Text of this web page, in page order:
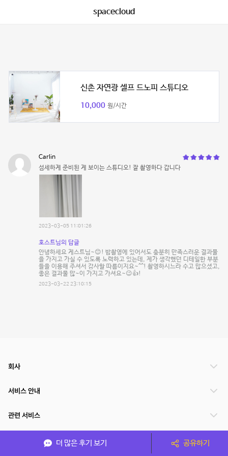
spacecloud
신촌 자연광 셀프 드노피 스튜디오
10,000 원/시간
Carlin
섬세하게 준비된 게 보이는 스튜디오! 잘 촬영하다 갑니다
2023-03-05 11:01:26
호스트님의 답글
안녕하세요 게스트님~😊! 밤촬영에 있어서도 충분히 만족스러운 결과물
을 가지고 가실 수 있도록 노력하고 있는데, 제가 생각했던 디테일한 부분
들을 이용해 주셔서 감사할 따름이지요~^^! 촬영하시느라 수고 많으셨고,
좋은 결과물 많~이 가지고 가셔요~😉👍!
2023-03-22 23:10:15
더 많은 후기 보기 공유하기
회사
서비스 안내
관련 서비스